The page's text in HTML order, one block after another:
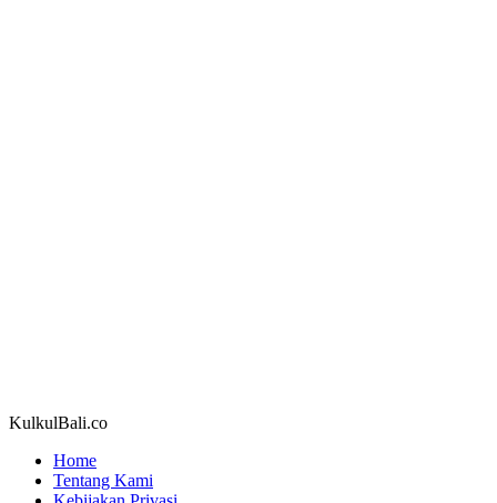
KulkulBali.co
Home
Tentang Kami